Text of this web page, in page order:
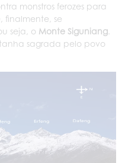
monstros ferozes para
finalmente, se
seja, o Monte Siguniang
sagrada pelo povo